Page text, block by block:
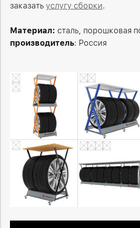
заказать услугу сборки.
Материал: сталь, порошковая
производитель: Россия